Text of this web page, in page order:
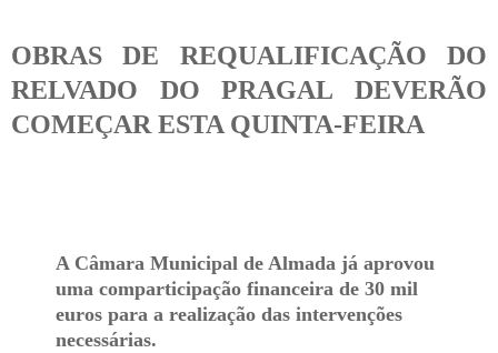
OBRAS DE REQUALIFICAÇÃO DO
RELVADO DO PRAGAL DEVERÃO
COMEÇAR ESTA QUINTA-FEIRA
A Câmara Municipal de Almada já aprovou
uma comparticipação financeira de 30 mil
euros para a realização das intervenções
necessárias.